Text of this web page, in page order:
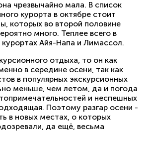
чрезвычайно мала. В список
курорта в октябре стоит
которых во второй половине
много. Теплее всего в
курортах Айя-Напа и Лимассол.
отдыха, то он как
в середине осени, так как
в популярных экскурсионных
меньше, чем летом, да и погода
и неспешных
Поэтому разгар осени -
в новых местах, о которых
да ещё, весьма